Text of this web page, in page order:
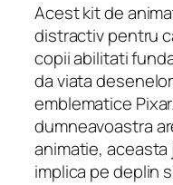
Acest kit de
distractiv pentru
copii abilitati
da viata
emblematice
dumneavoastra
animatie, aceasta
implica pe deplin